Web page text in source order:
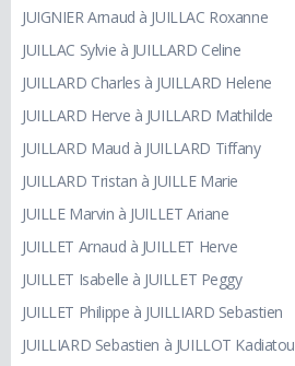
JUIGNIER Arnaud à JUILLAC Roxanne
JUILLAC Sylvie à JUILLARD Celine
JUILLARD Charles à JUILLARD Helene
JUILLARD Herve à JUILLARD Mathilde
JUILLARD Maud à JUILLARD Tiffany
JUILLARD Tristan à JUILLE Marie
JUILLE Marvin à JUILLET Ariane
JUILLET Arnaud à JUILLET Herve
JUILLET Isabelle à JUILLET Peggy
JUILLET Philippe à JUILLIARD Sebastien
JUILLIARD Sebastien à JUILLOT Kadiatou